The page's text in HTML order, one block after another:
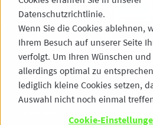
Datenschutzrichtlinie.
Wenn Sie die Cookies ablehnen,
Ihrem Besuch auf unserer Seite
verfolgt. Um Ihren Wünschen
allerdings optimal zu
lediglich kleine Cookies setzen,
Auswahl nicht noch einmal
Cookie-